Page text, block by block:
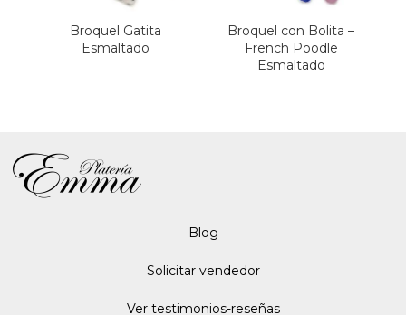
Broquel Gatita
Esmaltado
Broquel con Bolita –
French Poodle
Esmaltado
Blog
Solicitar vendedor
Ver testimonios-reseñas